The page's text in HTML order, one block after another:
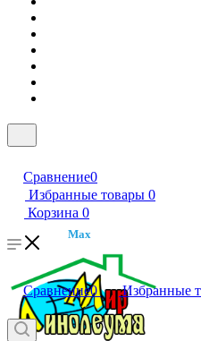
Сравнение0
Избранные товары 0
Корзина 0
Max
Сравнение0 Избранные